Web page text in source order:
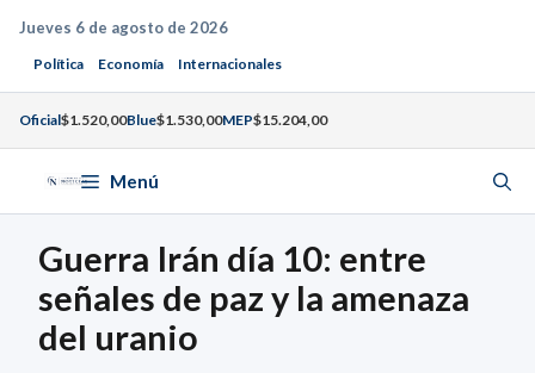
Saltar
contenido
Jueves 6 de agosto de 2026
Política Economía Internacionales
Oficial$1.520,00Blue$1.530,00MEP$15.204,00
Menú
Guerra Irán día 10: entre
señales de paz y la amenaza
del uranio